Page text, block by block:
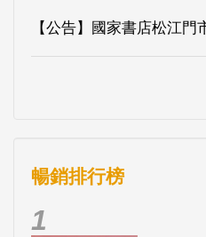
【公告】國家書店松江
暢銷排行榜
1